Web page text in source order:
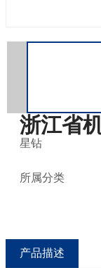
浙江省
星钻
所属分类
产品描述